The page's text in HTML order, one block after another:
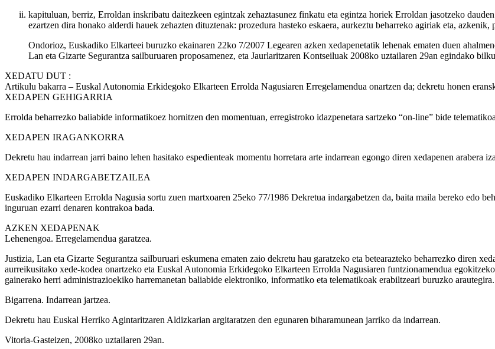
kapituluan, berriz, Erroldan inskribatu daitezkeen egintzak zehaztasunez finkatu eta egintza horiek Erroldan jasotzeko
ezartzen dira honako alderdi hauek zehazten dituztenak: prozedura hasteko eskaera, aurkeztu beharreko agiriak eta,
Ondorioz, Euskadiko Elkarteei buruzko ekainaren 22ko 7/2007 Legearen azken xedapenetatik lehenak ematen duen
Lan eta Gizarte Segurantza sailburuaren proposamenez, eta Jaurlaritzaren Kontseiluak 2008ko uztailaren 29an egindako
XEDATU DUT :
Artikulu bakarra – Euskal Autonomia Erkidegoko Elkarteen Errolda Nagusiaren Erregelamendua onartzen da; dekretu honen
XEDAPEN GEHIGARRIA
Errolda beharrezko baliabide informatikoez hornitzen den momentuan, erregistroko idazpenetara sartzeko “on-line” bide
XEDAPEN IRAGANKORRA
Dekretu hau indarrean jarri baino lehen hasitako espedienteak momentu horretara arte indarrean egongo diren xedapenen arabera
XEDAPEN INDARGABETZAILEA
Euskadiko Elkarteen Errolda Nagusia sortu zuen martxoaren 25eko 77/1986 Dekretua indargabetzen da, baita maila bereko edo
inguruan ezarri denaren kontrakoa bada.
AZKEN XEDAPENAK
Lehenengoa. Erregelamendua garatzea.
Justizia, Lan eta Gizarte Segurantza sailburuari eskumena ematen zaio dekretu hau garatzeko eta betearazteko beharrezko diren
aurreikusitako xede-kodea onartzeko eta Euskal Autonomia Erkidegoko Elkarteen Errolda Nagusiaren funtzionamendua
gainerako herri administrazioekiko harremanetan baliabide elektroniko, informatiko eta telematikoak erabiltzeari buruzko arautegira.
Bigarrena. Indarrean jartzea.
Dekretu hau Euskal Herriko Agintaritzaren Aldizkarian argitaratzen den egunaren biharamunean jarriko da indarrean.
Vitoria-Gasteizen, 2008ko uztailaren 29an.